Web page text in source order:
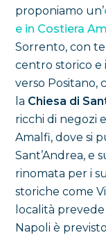
proponiamo un’
e in Costiera
Sorrento, con
centro storico e
verso Positano,
la Chiesa di
ricchi di negozi
Amalfi, dove si
Sant’Andrea, e
rinomata per i
storiche come
località
Napoli è